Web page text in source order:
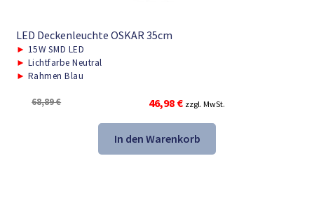
LED Deckenleuchte OSKAR 35cm
► 15W SMD LED
► Lichtfarbe Neutral
► Rahmen Blau
68,89€
Ursprünglicher
Preis
war:
68,89 €
46,98 €Aktueller
Preis
ist:
46,98 €.
zzgl. MwSt.
In den Warenkorb